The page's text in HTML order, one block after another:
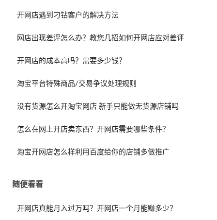
开网店遇到刁钻客户的解决方法
网店出现差评怎么办？教您几招如何开网店应对差评
开网店的成本高吗？需要多少钱？
淘宝平台特殊商品/交易争议处理规则
没有货源怎么开淘宝网店 新手只能做无货源店铺吗
怎么在网上开店卖东西？开网店需要哪些条件？
淘宝开网店怎么样利用百度给你的店铺多做推广
随便看看
开网店真能月入过万吗？开网店一个月能赚多少？